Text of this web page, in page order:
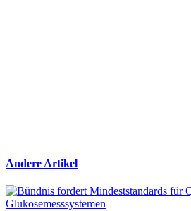
Andere Artikel